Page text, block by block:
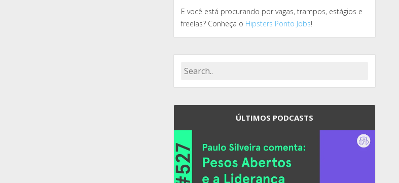
E você está procurando por vagas, trampos, estágios e
freelas? Conheça o Hipsters Ponto Jobs!
ÚLTIMOS PODCASTS